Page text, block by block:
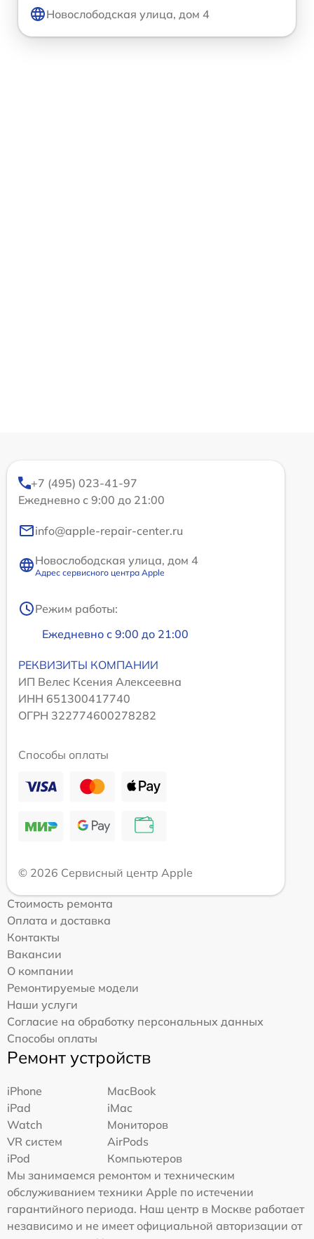
Новослободская улица, дом 4
+7 (495) 023-41-97
Ежедневно с 9:00 до 21:00
info@apple-repair-center.ru
Новослободская улица, дом 4
Адрес сервисного центра Apple
Режим работы:
Ежедневно с 9:00 до 21:00
РЕКВИЗИТЫ КОМПАНИИ
ИП Велес Ксения Алексеевна
ИНН 651300417740
ОГРН 322774600278282
Способы оплаты
© 2026 Сервисный центр Apple
Стоимость ремонта
Оплата и доставка
Контакты
Вакансии
О компании
Ремонтируемые модели
Наши услуги
Согласие на обработку персональных данных
Способы оплаты
Ремонт устройств
iPhone
MacBook
iPad
iMac
Watch
Мониторов
VR систем
AirPods
iPod
Компьютеров
Мы занимаемся ремонтом и техническим
обслуживанием техники Apple по истечении
гарантийного периода. Наш центр в Москве работает
независимо и не имеет официальной авторизации от